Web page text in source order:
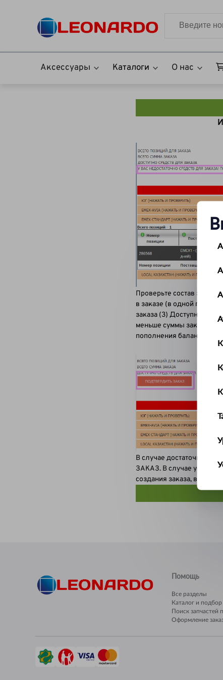
Аксессуары Каталоги О нас
Проверьте состав
в заказе (в одной
заказа (3) Доступные
меньше суммы заказа (2)
пополнения баланса на
В случае достаточного
ЗАКАЗ. В случае
создания заказа, в
Помощь
Все разделы
Каталог и подбор
Поиск запчастей
Оформление